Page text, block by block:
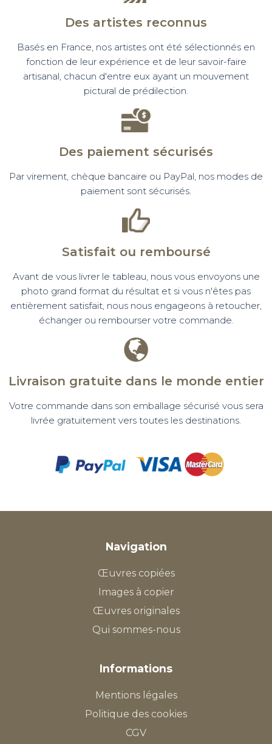
Des artistes reconnus
Basés en France, nos artistes ont été sélectionnés en
fonction de leur expérience et de leur savoir-faire
artisanal, chacun d'entre eux ayant un mouvement
pictural de prédilection.
Des paiement sécurisés
Par virement, chèque bancaire ou PayPal, nos modes de
paiement sont sécurisés.
Satisfait ou remboursé
Avant de vous livrer le tableau, nous vous envoyons une
photo grand format du résultat et si vous n'êtes pas
entièrement satisfait, nous nous engageons à retoucher,
échanger ou rembourser votre commande.
Livraison gratuite dans le monde entier
Votre commande dans son emballage sécurisé vous sera
livrée gratuitement vers toutes les destinations.
Navigation
Œuvres copiées
Images à copier
Œuvres originales
Qui sommes-nous
Informations
Mentions légales
Politique des cookies
CGV